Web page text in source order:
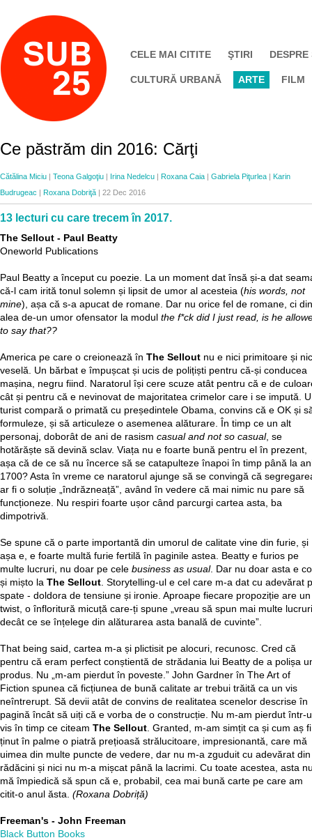
CELE MAI CITITE ŞTIRI DESPRE
CULTURĂ URBANĂ ARTE FILM
Ce păstrăm din 2016: Cărţi
Cătălina Miciu | Teona Galgoţiu | Irina Nedelcu | Roxana Caia | Gabriela Piţurlea | Karin
Budrugeac | Roxana Dobriţă | 22 Dec 2016
13 lecturi cu care trecem în 2017.
The Sellout - Paul Beatty
Oneworld Publications
Paul Beatty a început cu poezie. La un moment dat însă și-a dat
că-l cam irită tonul solemn și lipsit de umor al acesteia (his words, not
mine), așa că s-a apucat de romane. Dar nu orice fel de romane, ci din
alea de-un umor ofensator la modul the f*ck did I just read, is he
to say that??
America pe care o creionează în The Sellout nu e nici primitoare și
veselă. Un bărbat e împușcat și ucis de polițiști pentru că-și conducea
mașina, negru fiind. Naratorul își cere scuze atât pentru că e de
cât și pentru că e nevinovat de majoritatea crimelor care i se impută.
turist compară o primată cu președintele Obama, convins că e OK și
formuleze, și să articuleze o asemenea alăturare. În timp ce un alt
personaj, doborât de ani de rasism casual and not so casual, se
hotărăște să devină sclav. Viața nu e foarte bună pentru el în prezent,
așa că de ce să nu încerce să se catapulteze înapoi în timp până la
1700? Asta în vreme ce naratorul ajunge să se convingă că
ar fi o soluție „îndrăzneață”, având în vedere că mai nimic nu pare să
funcționeze. Nu respiri foarte ușor când parcurgi cartea asta, ba
dimpotrivă.
Se spune că o parte importantă din umorul de calitate vine din furie, și
așa e, e foarte multă furie fertilă în paginile astea. Beatty e furios pe
multe lucruri, nu doar pe cele business as usual. Dar nu doar asta e
și mișto la The Sellout. Storytelling-ul e cel care m-a dat cu adevărat
spate - doldora de tensiune și ironie. Aproape fiecare propoziție are un
twist, o înfloritură micuță care-ți spune „vreau să spun mai multe lucruri
decât ce se înțelege din alăturarea asta banală de cuvinte”.
That being said, cartea m-a și plictisit pe alocuri, recunosc. Cred că
pentru că eram perfect conștientă de strădania lui Beatty de a polișa
produs. Nu „m-am pierdut în poveste.” John Gardner în The Art of
Fiction spunea că ficțiunea de bună calitate ar trebui trăită ca un vis
neîntrerupt. Să devii atât de convins de realitatea scenelor descrise în
pagină încât să uiți că e vorba de o construcție. Nu m-am pierdut într-
vis în timp ce citeam The Sellout. Granted, m-am simțit ca și cum aș fi
ținut în palme o piatră prețioasă strălucitoare, impresionantă, care mă
uimea din multe puncte de vedere, dar nu m-a zguduit cu adevărat din
rădăcini și nici nu m-a mișcat până la lacrimi. Cu toate acestea, asta
mă împiedică să spun că e, probabil, cea mai bună carte pe care am
citit-o anul ăsta. (Roxana Dobriță)
Freeman's - John Freeman
Black Button Books